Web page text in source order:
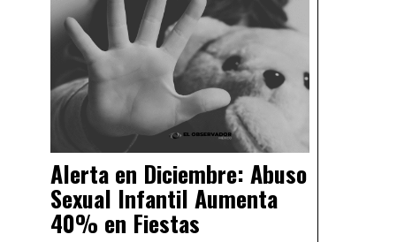
Alerta en Diciembre: Abuso
Sexual Infantil Aumenta
40% en Fiestas